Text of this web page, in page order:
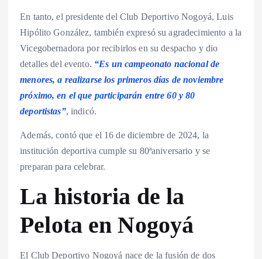
En tanto, el presidente del Club Deportivo Nogoyá, Luis
Hipólito González, también expresó su agradecimiento a la
Vicegobernadora por recibirlos en su despacho y dio
detalles del evento. “Es un campeonato nacional de
menores, a realizarse los primeros días de noviembre
próximo, en el que participarán entre 60 y 80
deportistas”, indicó.
Además, contó que el 16 de diciembre de 2024, la
institución deportiva cumple su 80ªaniversario y se
preparan para celebrar.
La historia de la
Pelota en Nogoyá
El Club Deportivo Nogoyá nace de la fusión de dos